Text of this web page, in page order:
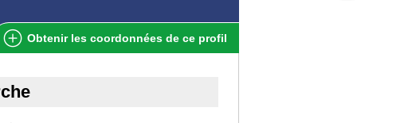
Obtenir les coordonnées de ce profil